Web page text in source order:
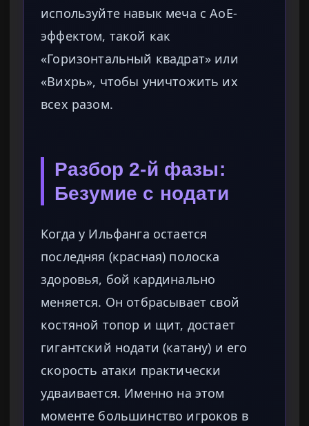
используйте навык меча с AoE-
эффектом, такой как
«Горизонтальный квадрат» или
«Вихрь», чтобы уничтожить их
всех разом.
Разбор 2-й фазы:
Безумие с нодати
Когда у Ильфанга остается
последняя (красная) полоска
здоровья, бой кардинально
меняется. Он отбрасывает свой
костяной топор и щит, достает
гигантский нодати (катану) и его
скорость атаки практически
удваивается. Именно на этом
моменте большинство игроков в